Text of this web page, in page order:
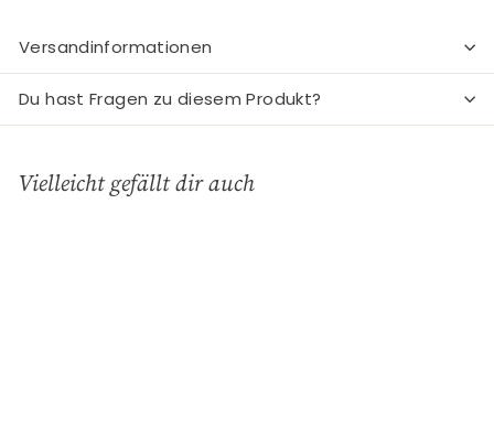
Versandinformationen
Du hast Fragen zu diesem Produkt?
Vielleicht gefällt dir auch